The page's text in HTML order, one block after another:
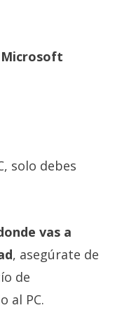
solo debes
vas a
, asegúrate de
de
al PC.